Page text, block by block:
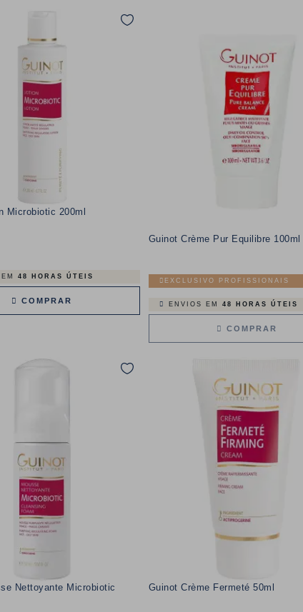
Microbiotic 200ml
48 HORAS ÚTEIS
COMPRAR
Guinot Crème Pur Equilibre 100ml
EXCLUSIVO PROFISSIONAIS
ENVIOS EM 48 HORAS ÚTEIS
COMPRAR
Nettoyante Microbiotic
Guinot Crème Fermeté 50ml